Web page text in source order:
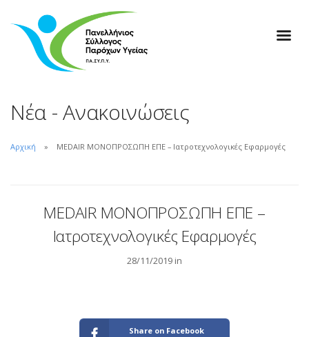
Νέα - Ανακοινώσεις
Αρχική MEDAIR ΜΟΝΟΠΡΟΣΩΠΗ ΕΠΕ – Ιατροτεχνολογικές Εφαρμογές
MEDAIR ΜΟΝΟΠΡΟΣΩΠΗ ΕΠΕ –
Ιατροτεχνολογικές Εφαρμογές
28/11/2019 in
Share on Facebook